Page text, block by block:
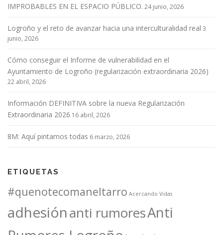
IMPROBABLES EN EL ESPACIO PÚBLICO. 24 junio, 2026
Logroño y el reto de avanzar hacia una interculturalidad real 3
junio, 2026
Cómo conseguir el Informe de vulnerabilidad en el
Ayuntamiento de Logroño (regularización extraordinaria 2026)
22 abril, 2026
Información DEFINITIVA sobre la nueva Regularización
Extraordinaria 2026 16 abril, 2026
8M: Aquí pintamos todas 6 marzo, 2026
ETIQUETAS
#quenotecomaneltarro Acercando Vidas
adhesiónanti rumoresAnti